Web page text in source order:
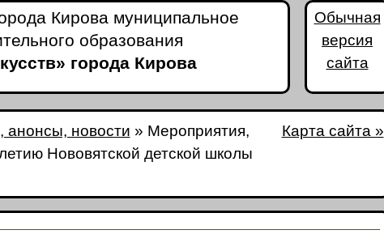
Кирова муниципальное
образования
города Кирова
Обычная
версия
сайта
Карта сайта »
новости » Мероприятия,
Нововятской детской школы